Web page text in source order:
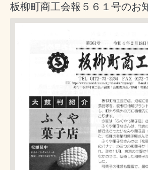
板柳町商工会報５６１号のお